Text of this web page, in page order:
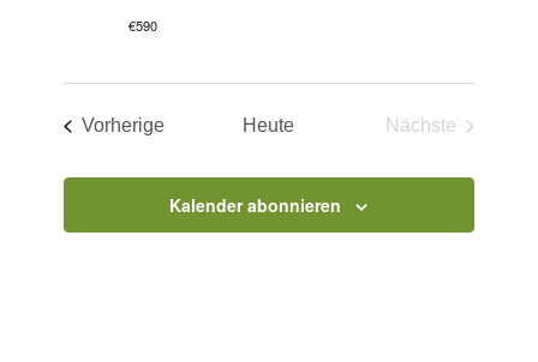
€590
VorherigeVeranstaltungen
Heute
Nächste
Kalender abonnieren